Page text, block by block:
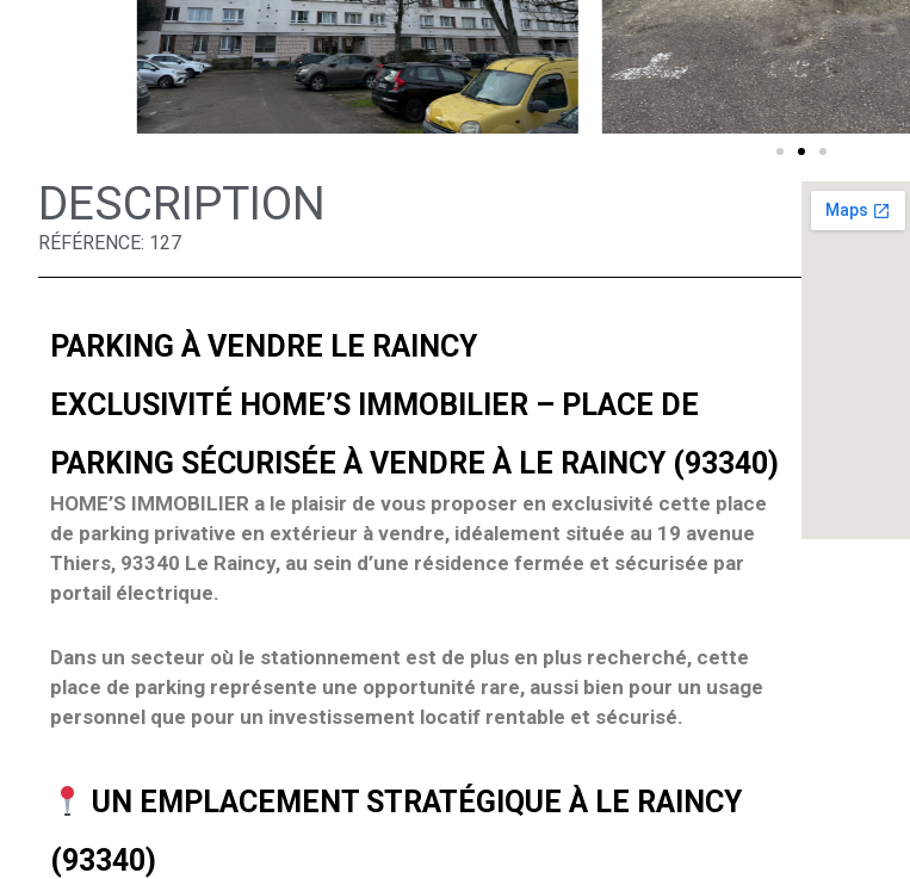
DESCRIPTION
RÉFÉRENCE: 127
PARKING À VENDRE LE RAINCY
EXCLUSIVITÉ HOME’S IMMOBILIER – PLACE DE
PARKING SÉCURISÉE À VENDRE À LE RAINCY (93340)
HOME’S IMMOBILIER a le plaisir de vous proposer en exclusivité cette place
de parking privative en extérieur à vendre, idéalement située au 19 avenue
Thiers, 93340 Le Raincy, au sein d’une résidence fermée et sécurisée par
portail électrique.
Dans un secteur où le stationnement est de plus en plus recherché, cette
place de parking représente une opportunité rare, aussi bien pour un usage
personnel que pour un investissement locatif rentable et sécurisé.
UN EMPLACEMENT STRATÉGIQUE À LE RAINCY
(93340)